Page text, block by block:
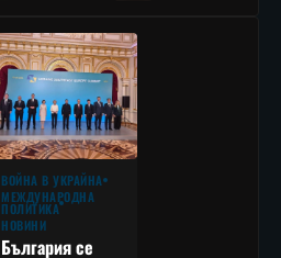
ВОЙНА В УКРАЙНА
МЕЖДУНАРОДНА
ПОЛИТИКА
НОВИНИ
България се